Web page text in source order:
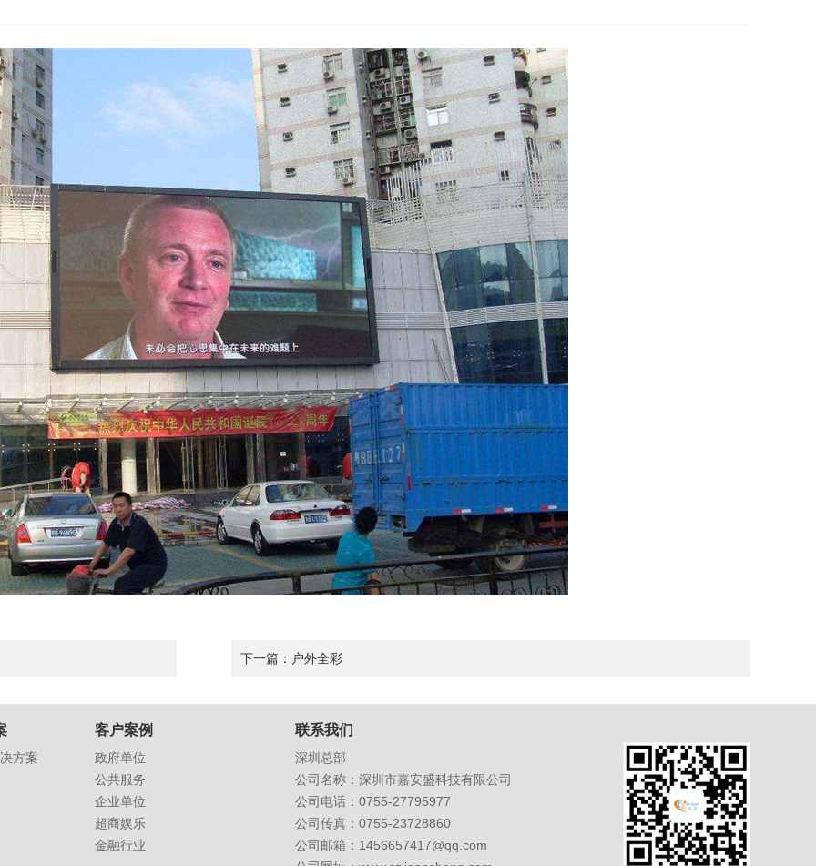
下一篇： 户外全彩
方案
客户案例
政府单位
公共服务
企业单位
超商娱乐
金融行业
联系我们
深圳总部
公司名称：深圳市嘉安盛科技有限公司
公司电话：0755-27795977
公司传真：0755-23728860
公司邮箱： 1456657417@qq.com